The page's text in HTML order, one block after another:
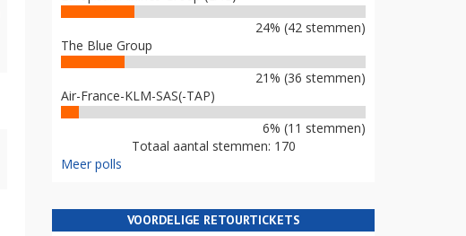
24% (42 stemmen)
The Blue Group
21% (36 stemmen)
Air-France-KLM-SAS(-TAP)
6% (11 stemmen)
Totaal aantal stemmen: 170
Meer polls
VOORDELIGE RETOURTICKETS